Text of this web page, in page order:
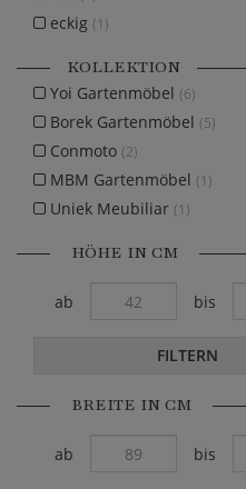
eckig (1)
KOLLEKTION
Yoi Gartenmöbel (6)
Borek Gartenmöbel (5)
Conmoto (2)
MBM Gartenmöbel (1)
Uniek Meubiliar (1)
HÖHE IN CM
ab bis
FILTERN
BREITE IN CM
ab bis